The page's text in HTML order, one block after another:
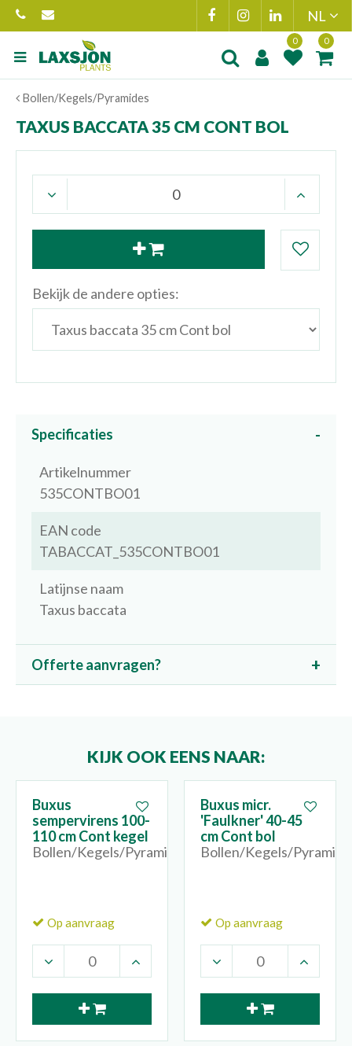
Ga
naar
content
Bollen/Kegels/Pyramides
TAXUS BACCATA 35 CM CONT BOL
Bekijk de andere opties:
Specificaties
Artikelnummer
535CONTBO01
EAN code
TABACCAT_535CONTBO01
Latijnse naam
Taxus baccata
Offerte aanvragen?
KIJK OOK EENS NAAR:
Buxus
sempervirens 100-
110 cm Cont kegel
Bollen/Kegels/Pyramides
Op aanvraag
Buxus micr.
'Faulkner' 40-45
cm Cont bol
Bollen/Kegels/
Op aanvraag